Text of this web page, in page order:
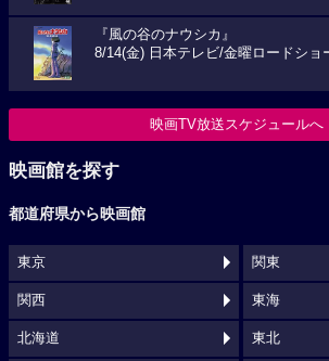
『風の谷のナウシカ』
8/14(金) 日本テレビ/金曜ロードショ
映画TV放送スケジュールへ
映画館を探す
都道府県から映画館
東京 関東
関西 東海
北海道 東北